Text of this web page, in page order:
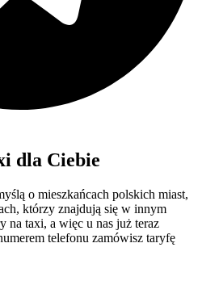
dla Ciebie
o mieszkańcach polskich miast,
którzy znajdują się w innym
na taxi, a więc u nas już teraz
telefonu zamówisz taryfę